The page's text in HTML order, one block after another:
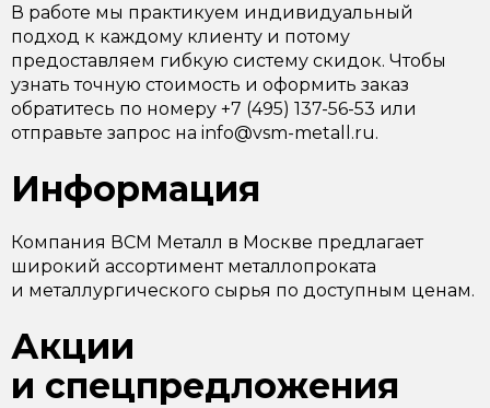
В работе мы практикуем индивидуальный
подход к каждому клиенту и потому
предоставляем гибкую систему скидок. Чтобы
узнать точную стоимость и оформить заказ
обратитесь по номеру +7 (495) 137-56-53 или
отправьте запрос на info@vsm-metall.ru.
Информация
Компания ВСМ Металл в Москве предлагает
широкий ассортимент металлопроката
и металлургического сырья по доступным ценам.
Акции
и спецпредложения